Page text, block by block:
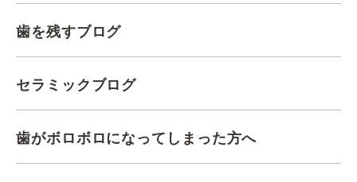
歯を残すブログ
セラミックブログ
歯がボロボロになってしまった方へ